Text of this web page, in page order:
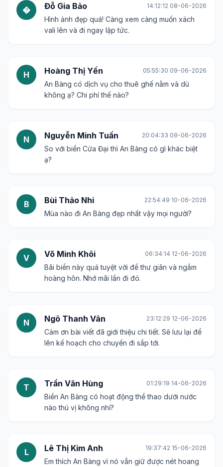
� Đỗ Gia Bảo 14:12:12 08-06-2026
Hình ảnh đẹp quá! Càng xem càng muốn xách
vali lên và đi ngay lập tức.
H Hoàng Thị Yến 05:55:30 09-06-2026
An Bàng có dịch vụ cho thuê ghế nằm và dù
không ạ? Chi phí thế nào?
N Nguyễn Minh Tuấn 20:04:33 09-06-2026
So với biển Cửa Đại thì An Bàng có gì khác biệt
ạ?
B Bùi Thảo Nhi 22:54:49 10-06-2026
Mùa nào đi An Bàng đẹp nhất vậy mọi người?
V Võ Minh Khôi 06:34:14 12-06-2026
Bãi biển này quá tuyệt vời để thư giãn và ngắm
hoàng hôn. Nhớ mãi lần đi đó.
N Ngô Thanh Vân 23:12:29 12-06-2026
Cảm ơn bài viết đã giới thiệu chi tiết. Sẽ lưu lại để
lên kế hoạch cho chuyến đi sắp tới.
T Trần Văn Hùng 01:29:19 14-06-2026
Biển An Bàng có hoạt động thể thao dưới nước
nào thú vị không nhỉ?
L Lê Thị Kim Anh 19:37:42 15-06-2026
Em thích An Bàng vì nó vẫn giữ được nét hoang